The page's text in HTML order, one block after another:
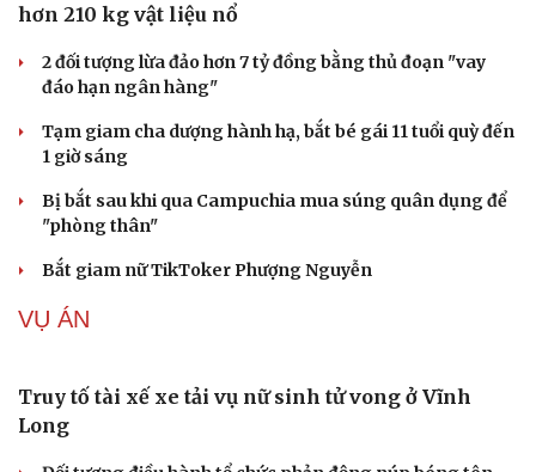
hơn 210 kg vật liệu nổ
2 đối tượng lừa đảo hơn 7 tỷ đồng bằng thủ đoạn "vay
đáo hạn ngân hàng"
Tạm giam cha dượng hành hạ, bắt bé gái 11 tuổi quỳ đến
1 giờ sáng
Bị bắt sau khi qua Campuchia mua súng quân dụng để
"phòng thân"
Bắt giam nữ TikToker Phượng Nguyễn
VỤ ÁN